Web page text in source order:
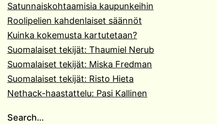
Satunnaiskohtaamisia kaupunkeihin
Roolipelien kahdenlaiset säännöt
Kuinka kokemusta kartutetaan?
Suomalaiset tekijät: Thaumiel Nerub
Suomalaiset tekijät: Miska Fredman
Suomalaiset tekijät: Risto Hieta
Nethack-haastattelu: Pasi Kallinen
Search…